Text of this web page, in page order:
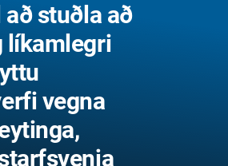
stuðla að
líkamlegri
vegna